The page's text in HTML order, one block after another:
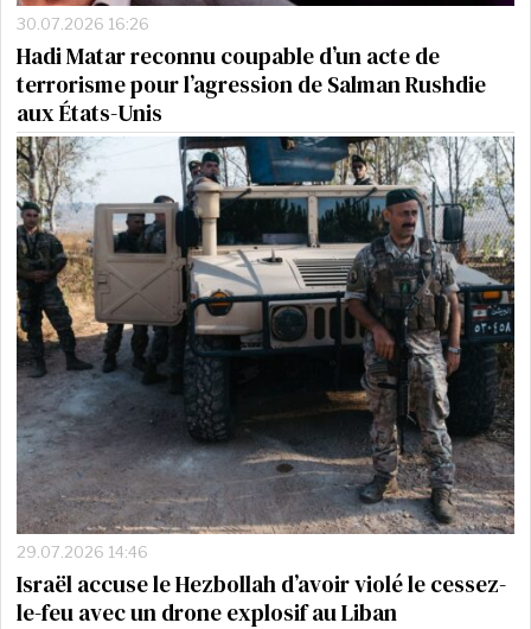
30.07.2026 16:26
Hadi Matar reconnu coupable d’un acte de
terrorisme pour l’agression de Salman Rushdie
aux États-Unis
29.07.2026 14:46
Israël accuse le Hezbollah d’avoir violé le cessez-
le-feu avec un drone explosif au Liban